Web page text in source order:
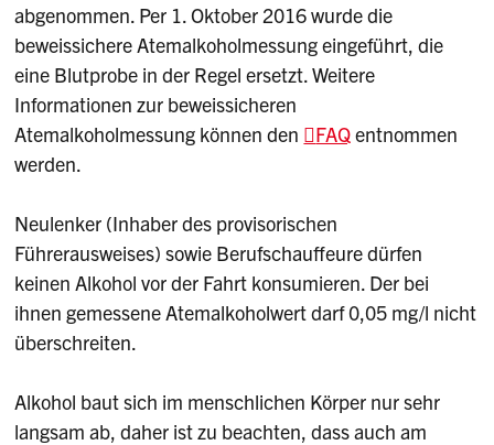
abgenommen. Per 1. Oktober 2016 wurde die
beweissichere Atemalkoholmessung eingeführt, die
eine Blutprobe in der Regel ersetzt. Weitere
Informationen zur beweissicheren
Atemalkoholmessung können den
FAQentnommen
werden.
Neulenker (Inhaber des provisorischen
Führerausweises) sowie Berufschauffeure dürfen
keinen Alkohol vor der Fahrt konsumieren. Der bei
ihnen gemessene Atemalkoholwert darf 0,05 mg/l nicht
überschreiten.
Alkohol baut sich im menschlichen Körper nur sehr
langsam ab, daher ist zu beachten, dass auch am